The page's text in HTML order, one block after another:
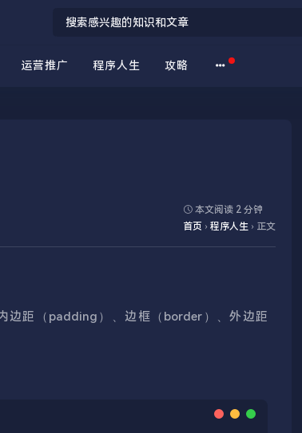
运营推广 程序人生 攻略
本文阅读 2 分钟
首页 › 程序人生 › 正文
边距（padding）、边框（border）、外边距